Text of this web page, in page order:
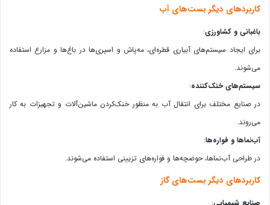
کاربردهای دیگر بست‌های آب
باغبانی و کشاورزی:
برای ایجاد سیستم‌های آبیاری قطره‌ای، مه‌پاش و اسپری‌ها در باغ‌ها و مزارع استفاده
می‌شوند.
سیستم‌های خنک‌کننده:
در صنایع مختلف برای انتقال آب به منظور خنک‌کردن ماشین‌آلات و تجهیزات به کار
می‌روند.
آب‌نماها و فواره‌ها:
در طراحی آب‌نماها، حوضچه‌ها و فواره‌های تزیینی استفاده می‌شوند.
کاربردهای دیگر بست‌های گاز
صنایع شیمیایی: